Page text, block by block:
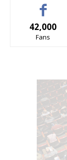
42,000
Fans